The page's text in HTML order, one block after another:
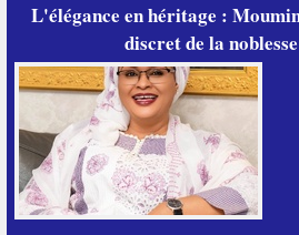
L'élégance en héritage :
discret de la